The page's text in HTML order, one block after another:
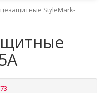
StyleMark-